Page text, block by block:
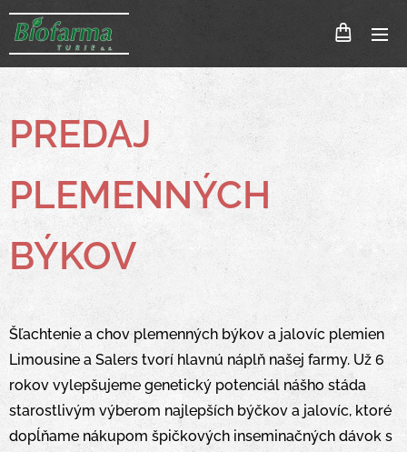
PREDAJ
PLEMENNÝCH
BÝKOV
Šľachtenie a chov plemenných býkov a jalovíc plemien
Limousine a Salers tvorí hlavnú náplň našej farmy. Už 6
rokov vylepšujeme genetický potenciál nášho stáda
starostlivým výberom najlepších býčkov a jalovíc, ktoré
dopĺňame nákupom špičkových inseminačných dávok s